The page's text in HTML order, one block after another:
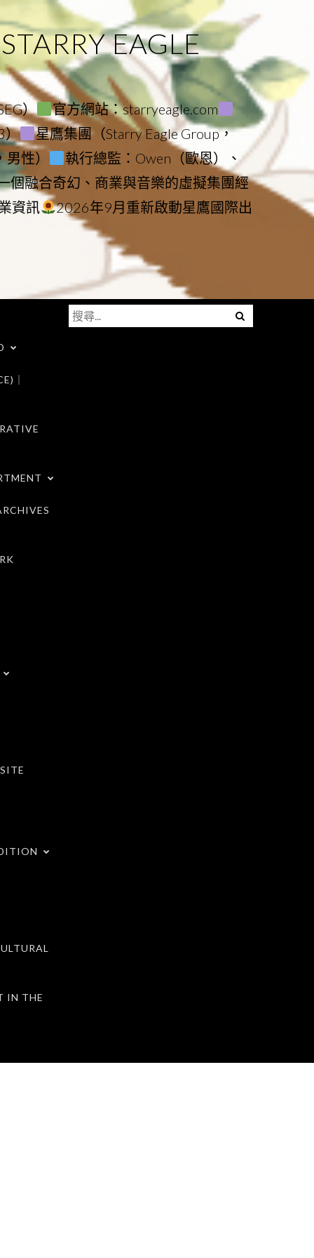
EAGLE
）
官方網站：starryeagle.com
）
星鷹集團（Starry Eagle Group，
性）
執行總監：Owen（歐恩）、
個融合奇幻、商業與音樂的虛擬集團經
資訊
2026年9月重新啟動星鷹國際出
｜
IN THE
Menu
搜
尋